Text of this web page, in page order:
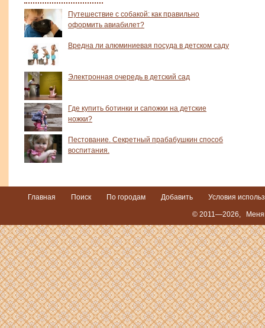
Путешествие с собакой: как правильно
оформить авиабилет?
Вредна ли алюминиевая посуда в детском саду
Электронная очередь в детский сад
Где купить ботинки и сапожки на детские
ножки?
Пестование. Секретный прабабушкин способ
воспитания.
Главная Поиск По городам Добавить Условия
© 2011—2026,